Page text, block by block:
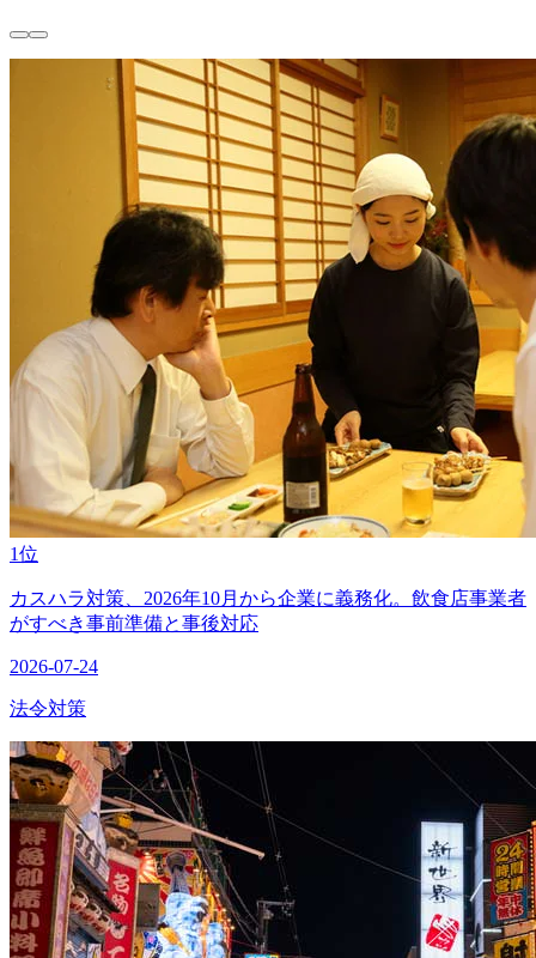
1位
カスハラ対策、2026年10月から企業に義務化。飲食店事業者
がすべき事前準備と事後対応
2026-07-24
法令対策